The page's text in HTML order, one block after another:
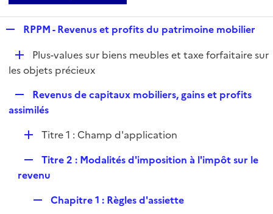
p
l
r
RPPM - Revenus et profits du patrimoine mobilier
D
é
i
e
r
Plus-values sur biens meubles et taxe forfaitaire sur
les objets précieux
e
l
r
Revenus de capitaux mobiliers, gains et profits
assimilés
D
l
Titre 1 : Champ d'application
e
l
Titre 2 : Modalités d'imposition à l'impôt sur le
revenu
Chapitre 1 : Règles d'assiette